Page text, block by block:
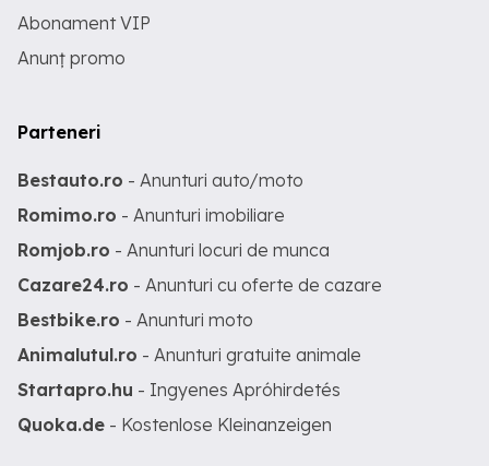
Abonament VIP
Anunț promo
Parteneri
Bestauto.ro - Anunturi auto/moto
Romimo.ro - Anunturi imobiliare
Romjob.ro - Anunturi locuri de munca
Cazare24.ro - Anunturi cu oferte de cazare
Bestbike.ro - Anunturi moto
Animalutul.ro - Anunturi gratuite animale
Startapro.hu - Ingyenes Apróhirdetés
Quoka.de - Kostenlose Kleinanzeigen